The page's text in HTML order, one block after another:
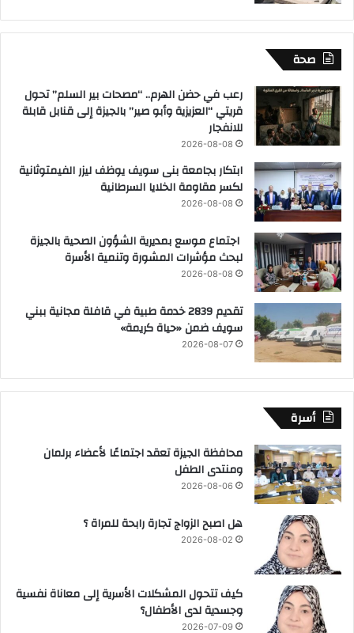
صحة
رعب في حضن الهرم.. “مصحات بير السلم” تحول
قريتي “العزيزية وأبو صير” بالجيزة إلى قنابل قابلة
للانفجار
2026-08-08
ابتكار بجامعة بنى سويف يوظف ليزر الفيمتوثانية
لكسر مقاومة الخلايا السرطانية
2026-08-08
اجتماع موسع بمديرية الشؤون الصحية بالجيزة
لبحث مؤشرات المشورة وتنمية الأسرة
2026-08-08
تقديم 2839 خدمة طبية في قافلة مجانية ببني
سويف ضمن «حياة كريمة»
2026-08-07
أسرة
محافظة الجيزة تعقد اجتماعًا لأعضاء برلمان
ومنتدى الطفل
2026-08-06
هل اصبح الزواج تجارة رابحة للمراة ؟
2026-08-02
كيف تتحول المشكلات الأسرية إلى معاناة نفسية
وجسدية لدى الأطفال؟
2026-07-09